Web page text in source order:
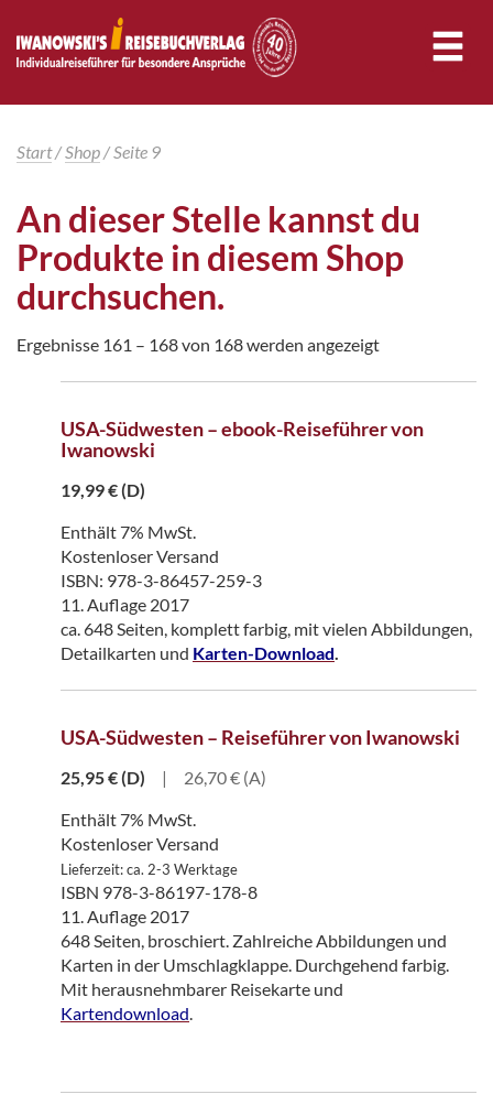
Start/Shop/ Seite 9
An dieser Stelle kannst du
Produkte in diesem Shop
durchsuchen.
Ergebnisse 161 – 168 von 168 werden angezeigt
USA-Südwesten – ebook-Reiseführer von
Iwanowski
19,99€(D)
Enthält 7% MwSt.
Kostenloser Versand
ISBN: 978-3-86457-259-3
11. Auflage 2017
ca. 648 Seiten, komplett farbig, mit vielen Abbildungen,
Detailkarten und Karten-Download.
USA-Südwesten – Reiseführer von Iwanowski
25,95€(D) |
26,70 € (A)
Enthält 7% MwSt.
Kostenloser Versand
Lieferzeit: ca. 2-3 Werktage
ISBN 978-3-86197-178-8
11. Auflage 2017
648 Seiten, broschiert. Zahlreiche Abbildungen und
Karten in der Umschlagklappe. Durchgehend farbig.
Mit herausnehmbarer Reisekarte und
Kartendownload.